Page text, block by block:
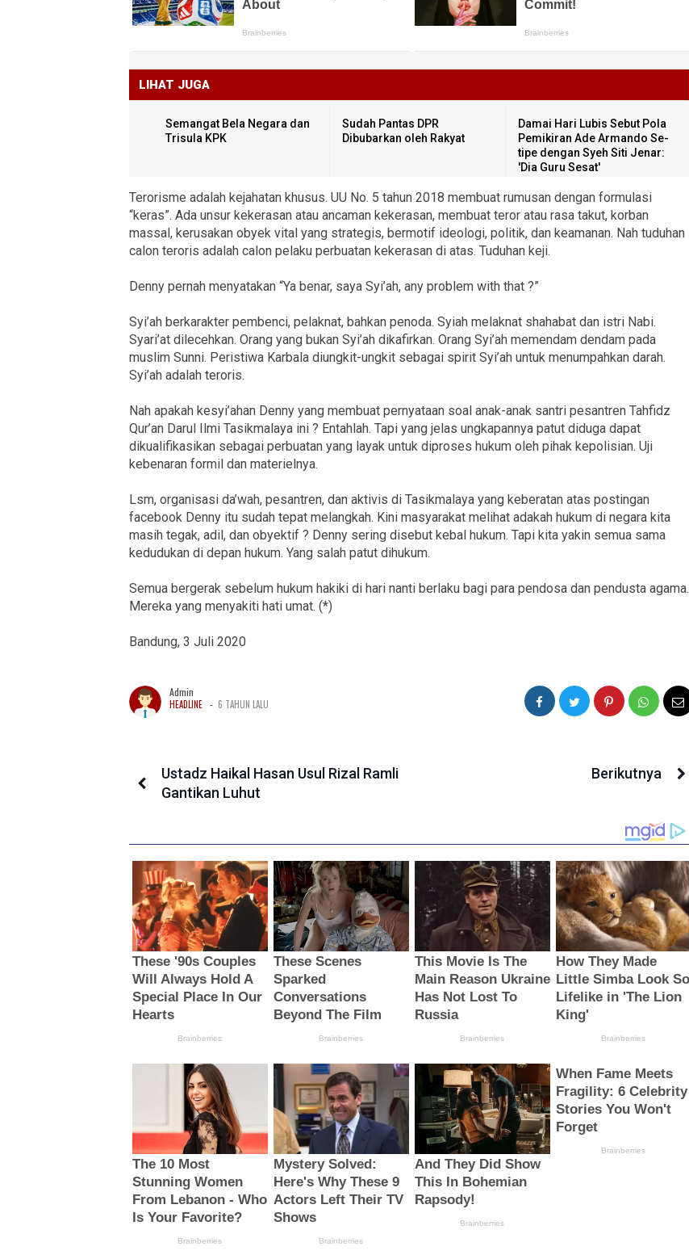
LIHAT JUGA
Semangat Bela Negara dan
Trisula KPK
Sudah Pantas DPR
Dibubarkan oleh Rakyat
Damai Hari Lubis Sebut Pola
Pemikiran Ade Armando Se-
tipe dengan Syeh Siti Jenar:
'Dia Guru Sesat'
Terorisme adalah kejahatan khusus. UU No. 5 tahun 2018 membuat rumusan dengan formulasi
“keras”. Ada unsur kekerasan atau ancaman kekerasan, membuat teror atau rasa takut, korban
massal, kerusakan obyek vital yang strategis, bermotif ideologi, politik, dan keamanan. Nah tuduhan
calon teroris adalah calon pelaku perbuatan kekerasan di atas. Tuduhan keji.
Denny pernah menyatakan “Ya benar, saya Syi’ah, any problem with that ?”
Syi’ah berkarakter pembenci, pelaknat, bahkan penoda. Syiah melaknat shahabat dan istri Nabi.
Syari’at dilecehkan. Orang yang bukan Syi’ah dikafirkan. Orang Syi’ah memendam dendam pada
muslim Sunni. Peristiwa Karbala diungkit-ungkit sebagai spirit Syi’ah untuk menumpahkan darah.
Syi’ah adalah teroris.
Nah apakah kesyi’ahan Denny yang membuat pernyataan soal anak-anak santri pesantren Tahfidz
Qur’an Darul Ilmi Tasikmalaya ini ? Entahlah. Tapi yang jelas ungkapannya patut diduga dapat
dikualifikasikan sebagai perbuatan yang layak untuk diproses hukum oleh pihak kepolisian. Uji
kebenaran formil dan materielnya.
Lsm, organisasi da’wah, pesantren, dan aktivis di Tasikmalaya yang keberatan atas postingan
facebook Denny itu sudah tepat melangkah. Kini masyarakat melihat adakah hukum di negara kita
masih tegak, adil, dan obyektif ? Denny sering disebut kebal hukum. Tapi kita yakin semua sama
kedudukan di depan hukum. Yang salah patut dihukum.
Semua bergerak sebelum hukum hakiki di hari nanti berlaku bagi para pendosa dan pendusta agama.
Mereka yang menyakiti hati umat. (*)
Bandung, 3 Juli 2020
Admin
HEADLINE - 6 TAHUN LALU
Ustadz Haikal Hasan Usul Rizal Ramli
Gantikan Luhut
Berikutnya